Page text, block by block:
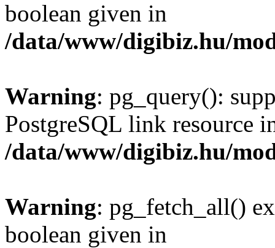
boolean given in
/data/www/digibiz.hu/
Warning: pg_query():
PostgreSQL link resource
/data/www/digibiz.hu/
Warning: pg_fetch_all()
boolean given in